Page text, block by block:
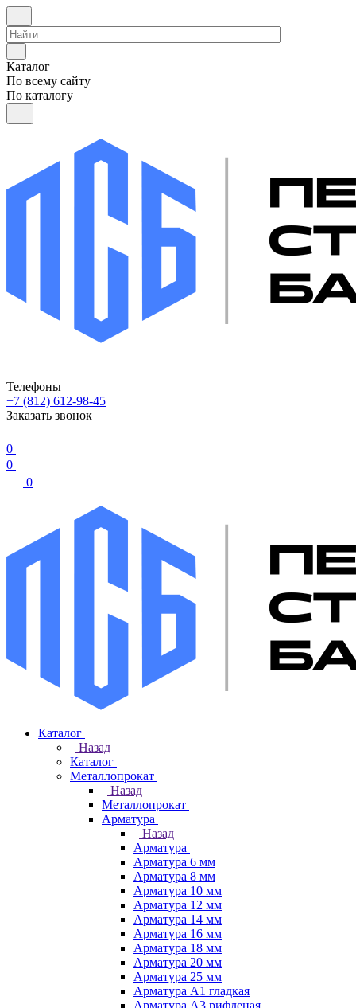
Каталог
По всему сайту
По каталогу
Телефоны
+7 (812) 612-98-45
Заказать звонок
0
0
0
Каталог
Назад
Каталог
Металлопрокат
Назад
Металлопрокат
Арматура
Назад
Арматура
Арматура 6 мм
Арматура 8 мм
Арматура 10 мм
Арматура 12 мм
Арматура 14 мм
Арматура 16 мм
Арматура 18 мм
Арматура 20 мм
Арматура 25 мм
Арматура А1 гладкая
Арматура А3 рифленая